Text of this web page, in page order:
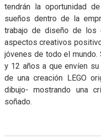
tendrán la oportunidad
sueños dentro de la
trabajo de diseño de los
aspectos creativos
jóvenes de todo el
y 12 años a que envíen
de una creación LEGO
dibujo- mostrando una
soñado.